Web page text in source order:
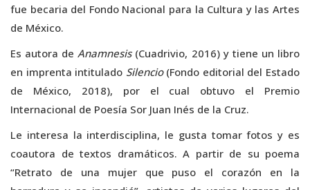
fue becaria del Fondo Nacional para la Cultura y las Artes
de México.
Es autora deAnamnesis(Cuadrivio, 2016) y tiene un libro
en imprenta intitulado Silencio(Fondo editorial del Estado
de México, 2018), por el cual obtuvo el Premio
Internacional de Poesía Sor Juan Inés de la Cruz.
Le interesa la interdisciplina, le gusta tomar fotos y es
coautora de textos dramáticos. A partir de su poema
“Retrato de una mujer que puso el corazón en la